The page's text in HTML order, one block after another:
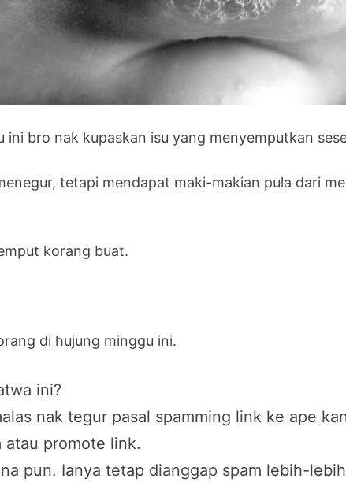
ini bro nak kupaskan isu yang menyemputkan
tetapi mendapat maki-makian pula dari
korang buat.
di hujung minggu ini.
ini?
nak tegur pasal spamming link ke ape
atau promote link.
pun. Ianya tetap dianggap spam lebih-